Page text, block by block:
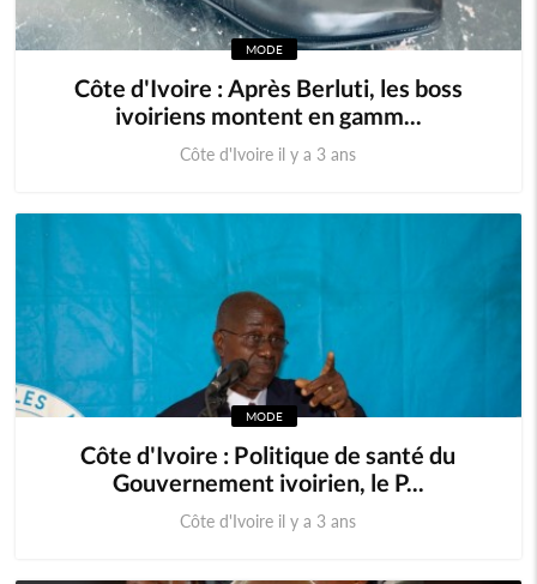
Comores Egypte
Tunisie
Monde
MODE
Côte d'Ivoire : Après Berluti, les boss
ivoiriens montent en gamm...
Côte d'Ivoire il y a 3 ans
MODE
Côte d'Ivoire : Politique de santé du
Gouvernement ivoirien, le P...
Côte d'Ivoire il y a 3 ans